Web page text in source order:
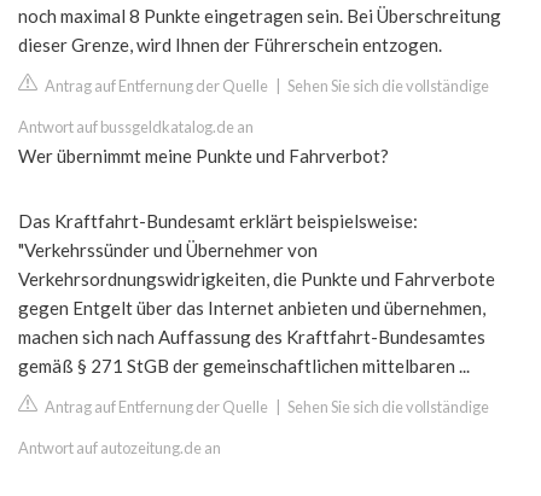
noch maximal 8 Punkte eingetragen sein. Bei Überschreitung
dieser Grenze, wird Ihnen der Führerschein entzogen.
Antrag auf Entfernung der Quelle Sehen Sie sich die vollständige
Antwort auf bussgeldkatalog.de an
Wer übernimmt meine Punkte und Fahrverbot?
Das Kraftfahrt-Bundesamt erklärt beispielsweise:
"Verkehrssünder und Übernehmer von
Verkehrsordnungswidrigkeiten, die Punkte und Fahrverbote
gegen Entgelt über das Internet anbieten und übernehmen,
machen sich nach Auffassung des Kraftfahrt-Bundesamtes
gemäß § 271 StGB der gemeinschaftlichen mittelbaren ...
Antrag auf Entfernung der Quelle Sehen Sie sich die vollständige
Antwort auf autozeitung.de an